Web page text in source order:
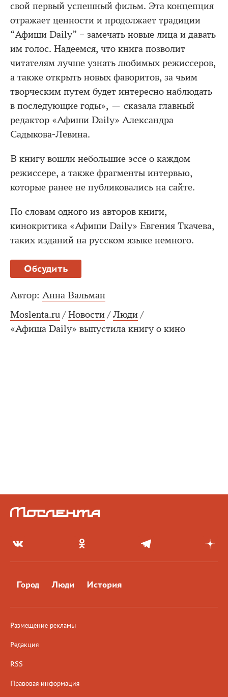
свой первый успешный фильм. Эта концепция
отражает ценности и продолжает традиции
“Афиши Daily” – замечать новые лица и давать
им голос. Надеемся, что книга позволит
читателям лучше узнать любимых режиссеров,
а также открыть новых фаворитов, за чьим
творческим путем будет интересно наблюдать
в последующие годы», — сказала главный
редактор «Афиши Daily» Александра
Садыкова-Левина.
В книгу вошли небольшие эссе о каждом
режиссере, а также фрагменты интервью,
которые ранее не публиковались на сайте.
По словам одного из авторов книги,
кинокритика «Афиши Daily» Евгения Ткачева,
таких изданий на русском языке немного.
Обсудить
Автор: Анна Вальман
Moslenta.ru / Новости / Люди /
«Афиша Daily» выпустила книгу о кино
Город Люди История
Размещение рекламы
Редакция
RSS
Правовая информация